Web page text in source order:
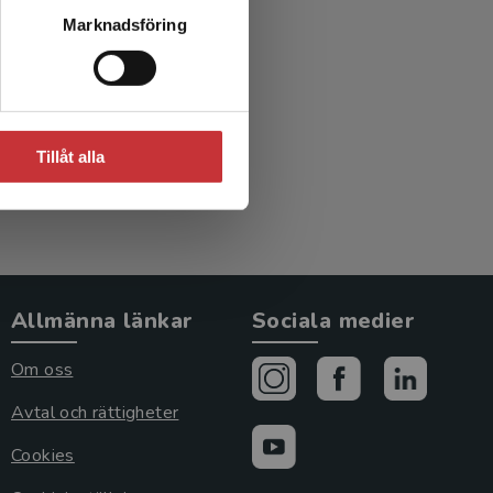
Marknadsföring
Tillåt alla
Allmänna länkar
Om oss
Avtal och rättigheter
Cookies
Sociala medier